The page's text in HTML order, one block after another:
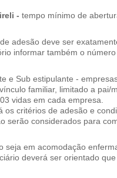
- tempo mínimo de
adesão deve ser
informar também o
e Sub estipulante -
familiar, limitado a pai/
vidas em cada empresa.
os critérios de adesão e
serão considerados para
seja em acomodação
deverá ser orientado